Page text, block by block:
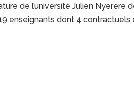
de l’université Julien Nyerere
enseignants dont 4 contractuels